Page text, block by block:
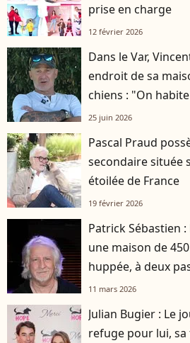
prise en charge
12 février 2026
Dans le Var,
endroit de sa
chiens : "On
25 juin 2026
Pascal Praud
secondaire située
étoilée de France
19 février 2026
Patrick Sébastien
une maison de
huppée, à deux
11 mars 2026
Julian Bugier : Le
refuge pour lui,